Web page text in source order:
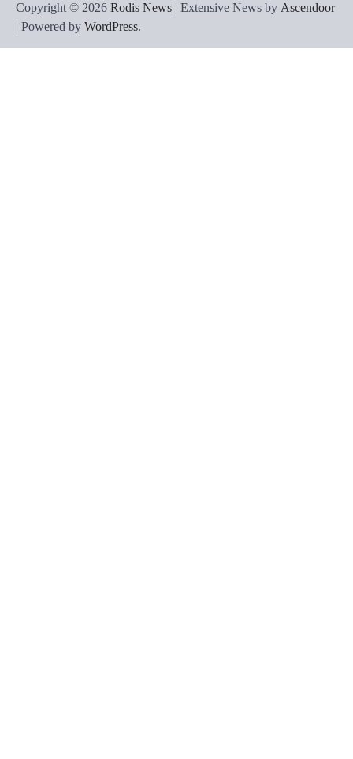
Copyright © 2026 Rodis News | Extensive News by Ascendoor
| Powered by WordPress.